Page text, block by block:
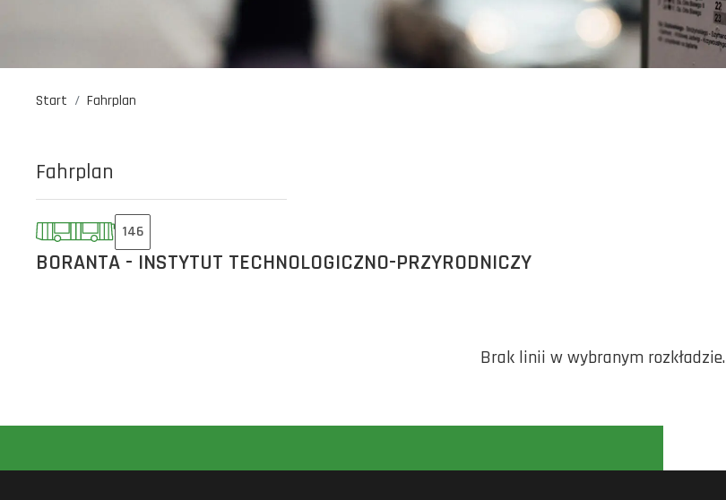
Start Fahrplan
Fahrplan
146
BORANTA - INSTYTUT TECHNOLOGICZNO-PRZYRODNICZY
Brak linii w wybranym rozkładzie.